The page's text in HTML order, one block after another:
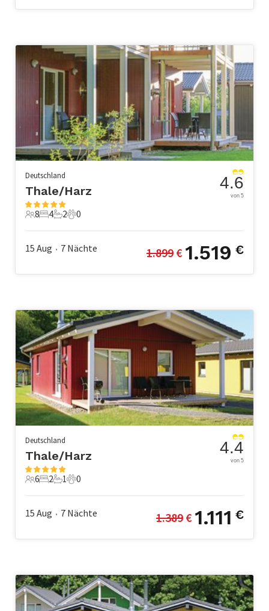
Deutschland
Thale/Harz
8 Gäste
8
4 Schlafzimmer
4
2 Badezimmer
2
0 Haustiere
0
4.6
von 5
15 Aug • 7 Nächte 1.899 € 1.519 €
Deutschland
Thale/Harz
6 Gäste
6
2 Schlafzimmer
2
1 Badezimmer
1
0 Haustiere
0
4.4
von 5
15 Aug • 7 Nächte 1.389 € 1.111 €